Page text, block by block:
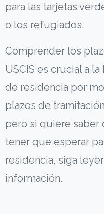
para las tarjetas
o los refugiados.
Comprender los
USCIS es crucial a
de residencia por
plazos de
pero si quiere
tener que esperar
residencia, siga
información.